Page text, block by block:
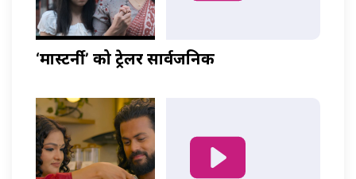
‘मास्टर्नी’ को ट्रेलर सार्वजनिक